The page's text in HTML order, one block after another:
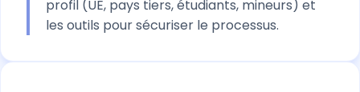
profil (UE, pays tiers, étudiants, mineurs) et
les outils pour sécuriser le processus.